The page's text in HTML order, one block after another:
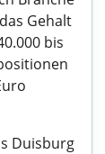
Gehalt
bis
Duisburg